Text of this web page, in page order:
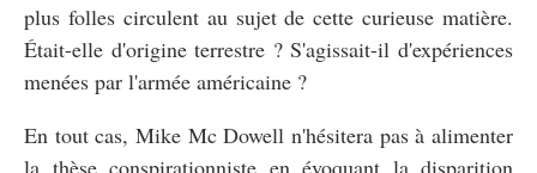
plus folles circulent au sujet de cette curieuse matière.
Était-elle d'origine terrestre ? S'agissait-il d'expériences
menées par l'armée américaine ?
En tout cas, Mike Mc Dowell n'hésitera pas à alimenter
la thèse conspirationniste en évoquant la disparition